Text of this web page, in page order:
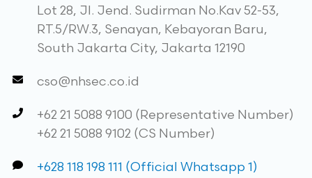
Lot 28, Jl. Jend. Sudirman No.Kav 52-53,
RT.5/RW.3, Senayan, Kebayoran Baru,
South Jakarta City, Jakarta 12190
cso@nhsec.co.id
+62 21 5088 9100 (Representative Number)
+62 21 5088 9102 (CS Number)
+628 118 198 111 (Official Whatsapp 1)